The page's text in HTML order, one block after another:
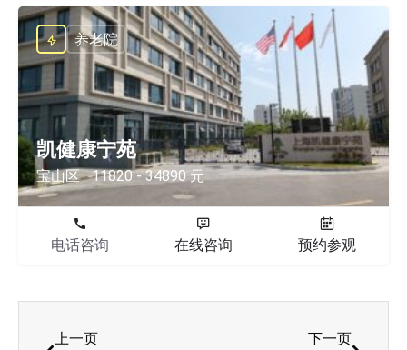
凯健康宁苑
宝山区 11820 - 34890 元
养老院
电话咨询 在线咨询 预约参观
上一页 下一页